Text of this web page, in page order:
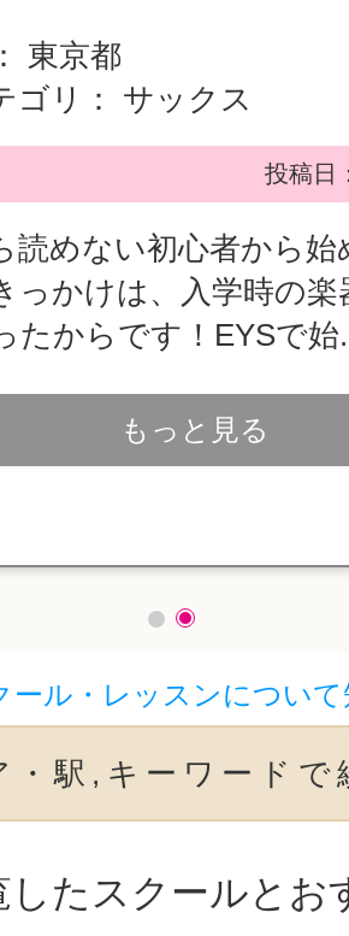
東京都
ゴリ：
サックス
投稿日
読めない初心者から始
っかけは、入学時の
たからです！EYSで始
もっと見る
ール・レッスンについ
・駅,キーワードで
したスクールとお